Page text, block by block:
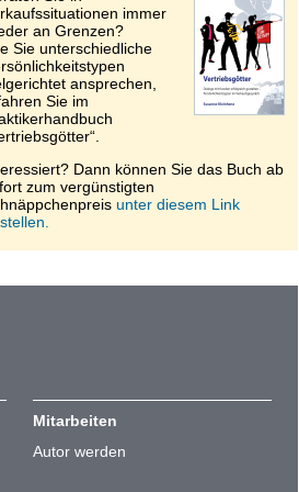
immer
an Grenzen?
Sie unterschiedliche
ansprechen,
Sie im
Dann können Sie das Buch ab
zum vergünstigten
unter diesem Link
Mitarbeiten
Autor werden